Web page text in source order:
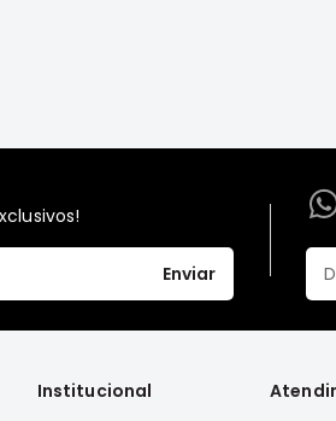
Enviar
Institucional